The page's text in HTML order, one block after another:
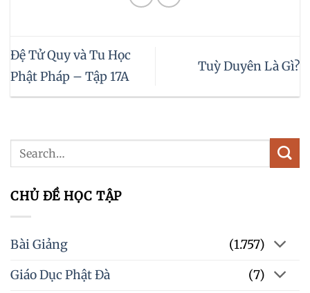
Đệ Tử Quy và Tu Học
Phật Pháp – Tập 17A
Tuỳ Duyên Là Gì?
CHỦ ĐỀ HỌC TẬP
Bài Giảng
(1.757)
Giáo Dục Phật Đà
(7)